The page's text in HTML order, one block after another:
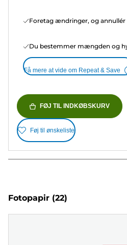
Foretag ændringer, og annullér
Du bestemmer mængden og
Få mere at vide om Repeat & Save
FØJ TIL INDKØBSKURV
Føj til ønskeliste
Fotopapir (22)